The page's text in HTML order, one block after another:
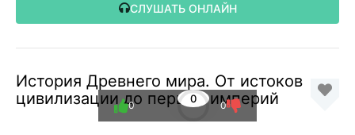
СЛУШАТЬ ОНЛАЙН
История Древнего мира. От истоков
цивилизации до первых империй
0
0 0